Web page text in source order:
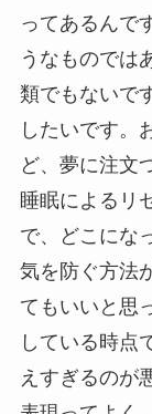
ってあるんで
うなものでは
類でもないで
したいです。
ど、夢に注文
睡眠によるリ
で、どこにな
気を防ぐ方法
てもいいと思
している時点
えすぎるのが